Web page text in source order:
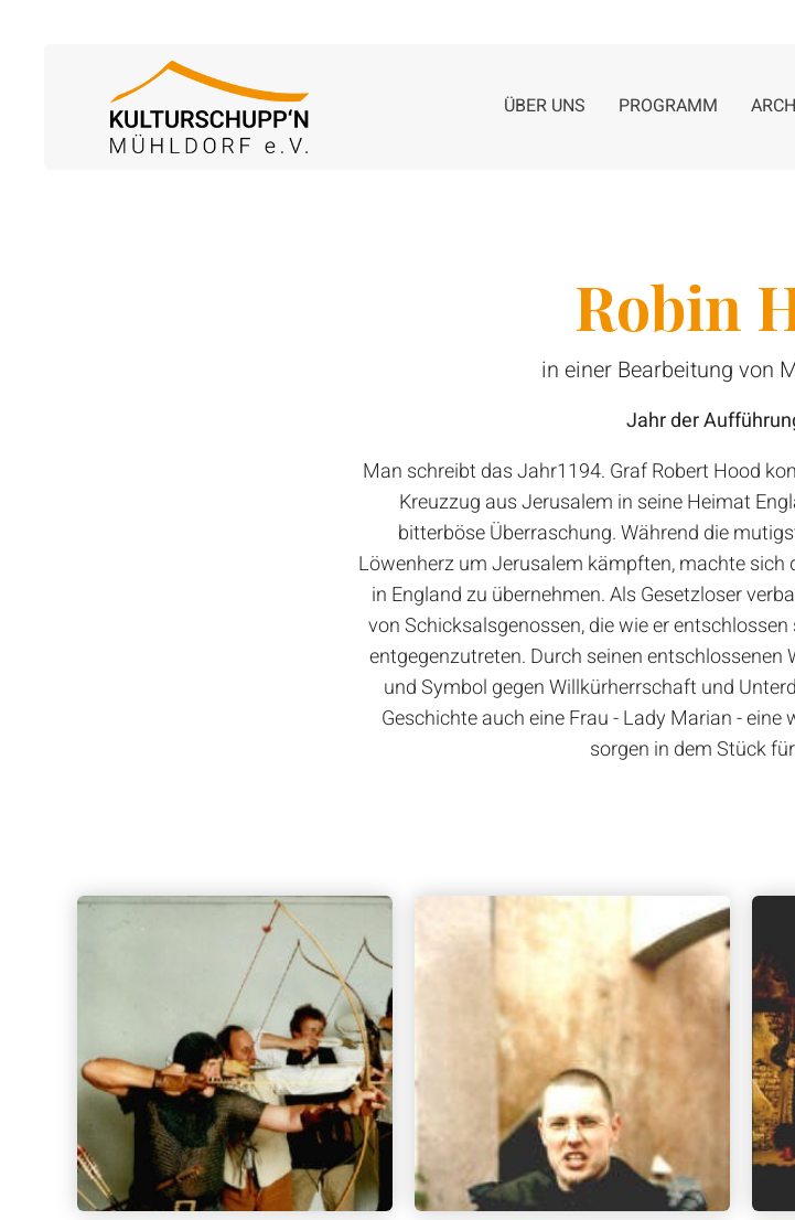
ÜBER UNS PROGRAMM
Robin
in einer Bearbeitung von
Jahr der
Man schreibt das Jahr1194. Graf Robert Hood
Kreuzzug aus Jerusalem in seine Heimat
bitterböse Überraschung. Während die
Löwenherz um Jerusalem kämpften, machte sich
in England zu übernehmen. Als Gesetzloser
von Schicksalsgenossen, die wie er
entgegenzutreten. Durch seinen entschlossenen
und Symbol gegen Willkürherrschaft und
Geschichte auch eine Frau - Lady Marian -
sorgen in dem Stück